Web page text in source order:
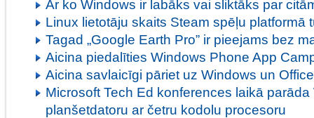
Ar ko Windows ir labāks vai sliktāks par
Linux lietotāju skaits Steam spēļu platformā
Tagad „Google Earth Pro” ir pieejams bez
Aicina piedalīties Windows Phone App
Aicina savlaicīgi pāriet uz Windows un Office
Microsoft Tech Ed konferences laikā parāda
planšetdatoru ar četru kodolu procesoru